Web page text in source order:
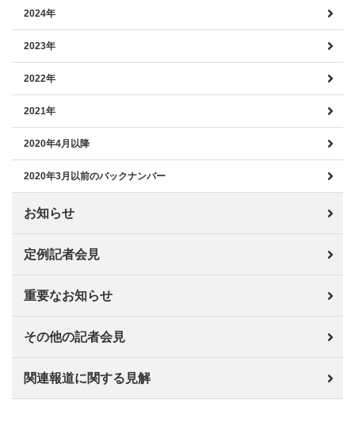
2024年
2023年
2022年
2021年
2020年4月以降
2020年3月以前のバックナンバー
お知らせ
定例記者会見
重要なお知らせ
その他の記者会見
関連報道に関する見解